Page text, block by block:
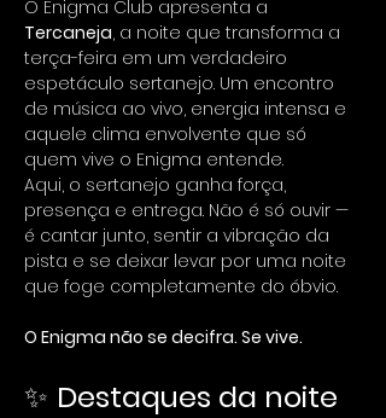
O Enigma Club apresenta a
Tercaneja, a noite que transforma a
terça-feira em um verdadeiro
espetáculo sertanejo. Um encontro
de música ao vivo, energia intensa e
aquele clima envolvente que só
quem vive o Enigma entende.
Aqui, o sertanejo ganha força,
presença e entrega. Não é só ouvir —
é cantar junto, sentir a vibração da
pista e se deixar levar por uma noite
que foge completamente do óbvio.
O Enigma não se decifra. Se vive.
✨ Destaques da noite